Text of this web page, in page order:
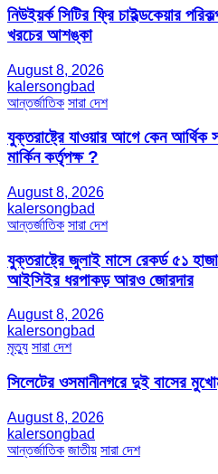
নিউইয়র্ক সিটির ফ্রি চাইল্ডকেয়ার
খরচের আশঙ্কা
August 8, 2026
kalersongbad
আন্তর্জাতিক সারা দেশ
যুক্তরাষ্ট্রে যাওয়ার আগে কেন
মার্কিন কর্তৃপক্ষ ?
August 8, 2026
kalersongbad
আন্তর্জাতিক সারা দেশ
যুক্তরাষ্ট্রে জুলাই মাসে রেকর্ড ৫১
আইসিইর ধরপাকড় আরও জোরদার
August 8, 2026
kalersongbad
মৃত্যু সারা দেশ
সিলেটের ওসমানীনগরে দুই বাসের
August 8, 2026
kalersongbad
আন্তর্জাতিক জাতীয় সারা দেশ